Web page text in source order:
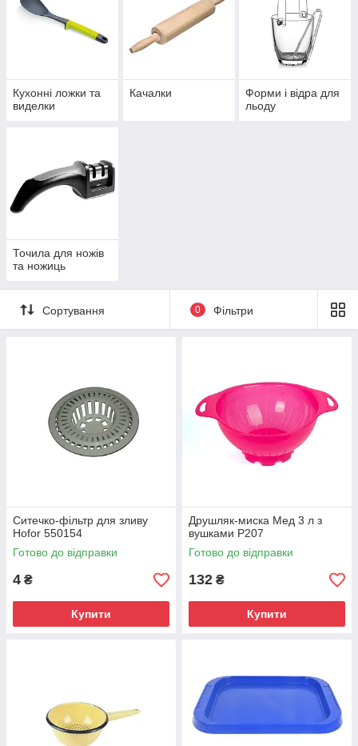
Кухонні ложки та
виделки
Качалки
Форми і відра для
льоду
Точила для ножів
та ножиць
Сортування 0 Фільтри
Ситечко-фільтр для зливу
Hofor 550154
Готово до відправки
4 ₴
Купити
Друшляк-миска Мед 3 л з
вушками P207
Готово до відправки
132 ₴
Купити